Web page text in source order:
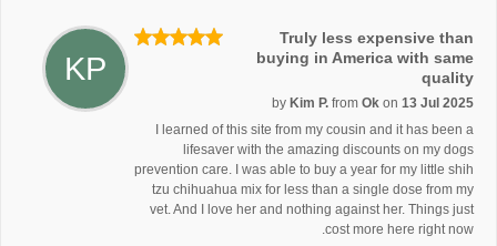
KP
Truly less expensive than
buying in America with same
quality
by Kim P. from Ok on 13 Jul 2025
I learned of this site from my cousin and it has been a
lifesaver with the amazing discounts on my dogs
prevention care. I was able to buy a year for my little shih
tzu chihuahua mix for less than a single dose from my
vet. And I love her and nothing against her. Things just
cost more here right now.